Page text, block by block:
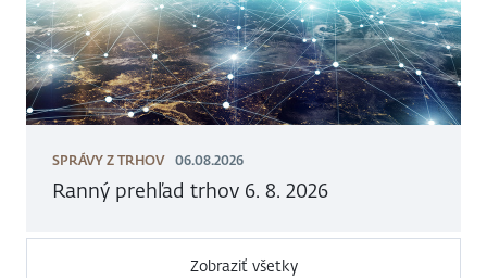
SPRÁVY Z TRHOV 06.08.2026
Ranný prehľad trhov 6. 8. 2026
Zobraziť všetky